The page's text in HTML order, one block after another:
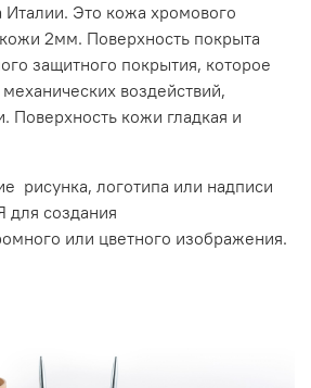
Италии. Это кожа хромового
2мм. Поверхность покрыта
защитного покрытия, которое
воздействий,
Поверхность кожи гладкая и
рисунка, логотипа или надписи
создания
или цветного изображения.